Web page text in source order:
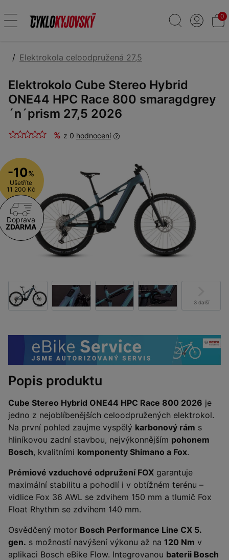
0
Elektrokola celoodpružená 27,5
Elektrokolo Cube Stereo Hybrid
ONE44 HPC Race 800 smaragdgrey
´n´prism 27,5 2026
% z 0 hodnocení
-10%
Ušetříte
11 200 Kč
Doprava
ZDARMA
3 další
Popis produktu
Cube Stereo Hybrid ONE44 HPC Race 800 2026 je
jedno z nejoblíbenějších celoodpružených elektrokol.
Na první pohled zaujme vyspělý karbonový rám s
hliníkovou zadní stavbou, nejvýkonnějším pohonem
Bosch, kvalitními komponenty Shimano a Fox.
Prémiové vzduchové odpružení FOX garantuje
maximální stabilitu a pohodlí i v obtížném terénu –
vidlice Fox 36 AWL se zdvihem 150 mm a tlumič Fox
Float Rhythm se zdvihem 140 mm.
Osvědčený motor Bosch Performance Line CX 5.
gen. s možností navýšení výkonu až na 120 Nm v
aplikaci Bosch eBike Flow. Integrovanou baterii Bosch